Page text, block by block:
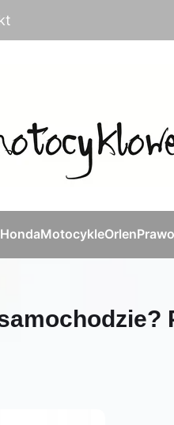
HondaMotocykleOrlen